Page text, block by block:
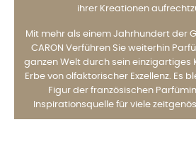
ihrer Kreationen
Mit mehr als einem Jahrhundert der
CARON Verführen Sie weiterhin
ganzen Welt durch sein einzigartiges
Erbe von olfaktorischer Exzellenz. Es
Figur der französischen
Inspirationsquelle für viele